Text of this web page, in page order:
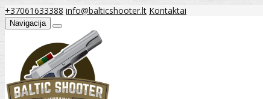
+37061633388 info@balticshooter.lt Kontaktai
Navigacija